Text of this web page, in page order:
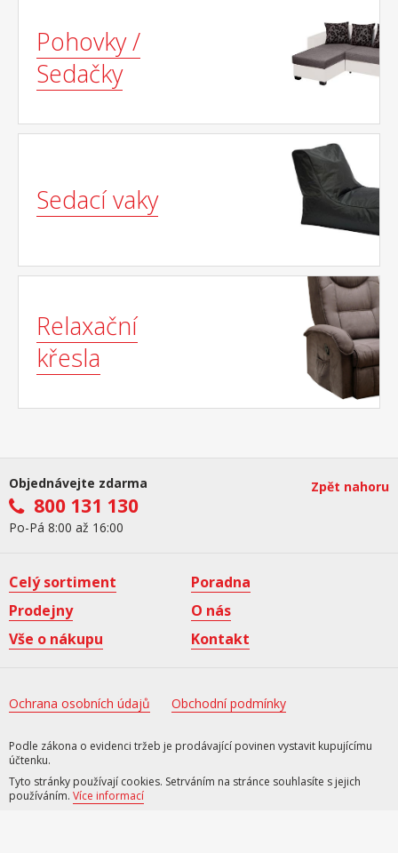
Pohovky /
Sedačky
Sedací vaky
Relaxační
křesla
Objednávejte zdarma
800 131 130
Po-Pá 8:00 až 16:00
Zpět nahoru
Celý sortiment
Poradna
Prodejny
O nás
Vše o nákupu
Kontakt
Ochrana osobních údajů Obchodní podmínky
Podle zákona o evidenci tržeb je prodávající povinen vystavit kupujícímu
účtenku.
Tyto stránky používají cookies. Setrváním na stránce souhlasíte s jejich
používáním. Více informací